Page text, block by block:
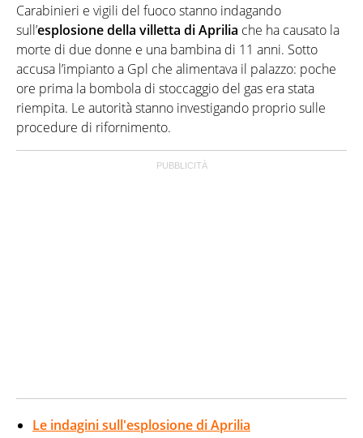
Laureato in Storia all’Università degli Studi di Milano,
ha lavorato per diversi siti e redazioni.
Carabinieri e vigili del fuoco stanno indagando
sull’esplosione della villetta di Aprilia che ha causato la
morte di due donne e una bambina di 11 anni. Sotto
accusa l’impianto a Gpl che alimentava il palazzo: poche
ore prima la bombola di stoccaggio del gas era stata
riempita. Le autorità stanno investigando proprio sulle
procedure di rifornimento.
Le indagini sull'esplosione di Aprilia